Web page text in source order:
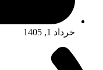
خرداد 1, 1405